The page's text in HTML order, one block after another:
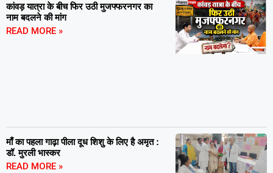
कांवड़ यात्रा के बीच फिर उठी मुजफ्फरनगर का
नाम बदलने की मांग
READ MORE »
माँ का पहला गाढ़ा पीला दूध शिशु के लिए है अमृत :
डॉ. मुरली भास्कर
READ MORE »